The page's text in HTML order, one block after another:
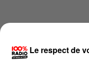
Le respect de